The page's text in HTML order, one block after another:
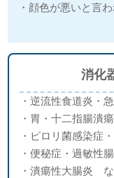
・顔色が悪いと言
消化
・逆流性食道炎・
・胃・十二指腸潰
・ピロリ菌感染症
・便秘症・過敏性
・潰瘍性大腸炎